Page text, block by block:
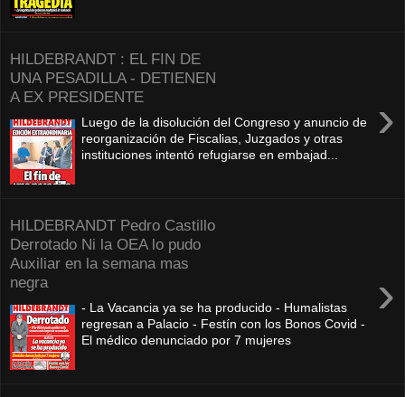
HILDEBRANDT : EL FIN DE
UNA PESADILLA - DETIENEN
A EX PRESIDENTE
›
Luego de la disolución del Congreso y anuncio de
reorganización de Fiscalias, Juzgados y otras
instituciones intentó refugiarse en embajad...
HILDEBRANDT Pedro Castillo
Derrotado Ni la OEA lo pudo
Auxiliar en la semana mas
negra
›
- La Vacancia ya se ha producido - Humalistas
regresan a Palacio - Festín con los Bonos Covid -
El médico denunciado por 7 mujeres